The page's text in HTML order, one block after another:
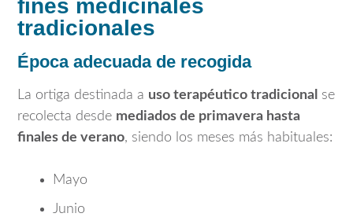
fines medicinales
tradicionales
Época adecuada de recogida
La ortiga destinada a uso terapéutico tradicional se
recolecta desde mediados de primavera hasta
finales de verano, siendo los meses más habituales:
Mayo
Junio